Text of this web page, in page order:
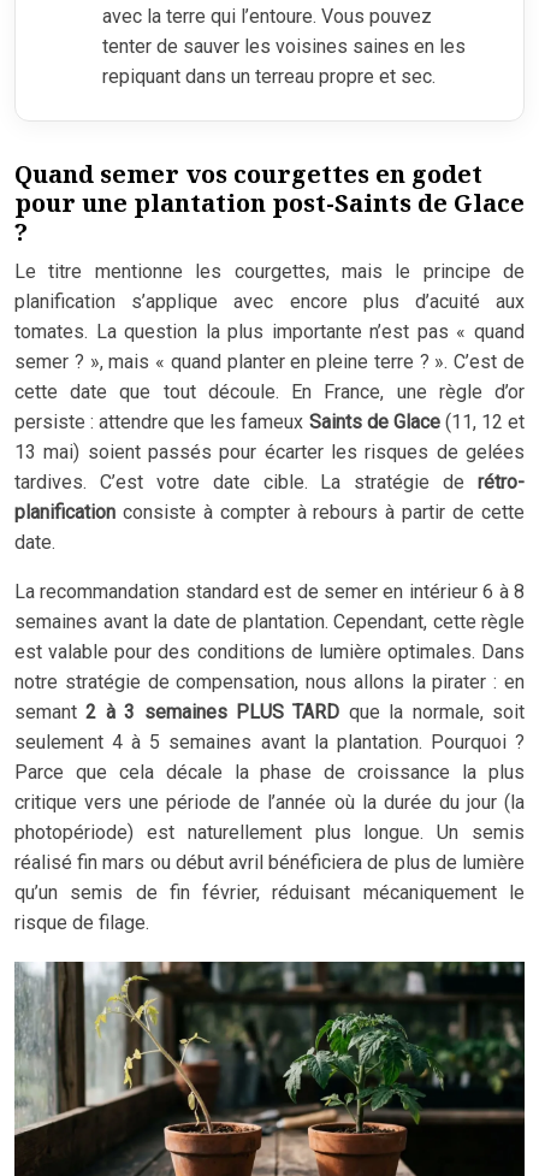
avec la terre qui l’entoure. Vous pouvez
tenter de sauver les voisines saines en les
repiquant dans un terreau propre et sec.
Quand semer vos courgettes en godet
pour une plantation post-Saints de Glace
?
Le titre mentionne les courgettes, mais le principe de
planification s’applique avec encore plus d’acuité aux
tomates. La question la plus importante n’est pas « quand
semer ? », mais « quand planter en pleine terre ? ». C’est de
cette date que tout découle. En France, une règle d’or
persiste : attendre que les fameux Saints de Glace(11, 12 et
13 mai) soient passés pour écarter les risques de gelées
tardives. C’est votre date cible. La stratégie de rétro-
planification consiste à compter à rebours à partir de cette
date.
La recommandation standard est de semer en intérieur 6 à 8
semaines avant la date de plantation. Cependant, cette règle
est valable pour des conditions de lumière optimales. Dans
notre stratégie de compensation, nous allons la pirater : en
semant2 à 3 semaines PLUS TARD que la normale, soit
seulement 4 à 5 semaines avant la plantation. Pourquoi ?
Parce que cela décale la phase de croissance la plus
critique vers une période de l’année où la durée du jour (la
photopériode) est naturellement plus longue. Un semis
réalisé fin mars ou début avril bénéficiera de plus de lumière
qu’un semis de fin février, réduisant mécaniquement le
risque de filage.